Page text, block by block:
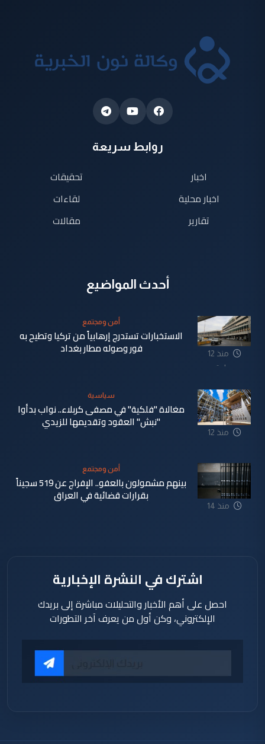
روابط سريعة
اخبار
اخبار محلية
تقارير
تحقيقات
لقاءات
مقالات
أحدث المواضيع
منذ 12
ساعة
أمن ومجتمع
الاستخبارات تستدرج إرهابياً من تركيا وتطيح به
فور وصوله مطار بغداد
منذ 12
سياسية
مغالاة "فلكية" في مصفى كربلاء.. نواب بدأوا
"نبش" العقود وتقديمها للزيدي
منذ 14
أمن ومجتمع
بينهم مشمولون بالعفو.. الإفراج عن 519 سجيناً
بقرارات قضائية في العراق
اشترك في النشرة الإخبارية
احصل على أهم الأخبار والتحليلات مباشرة إلى بريدك
الإلكتروني، وكن أول من يعرف آخر التطورات